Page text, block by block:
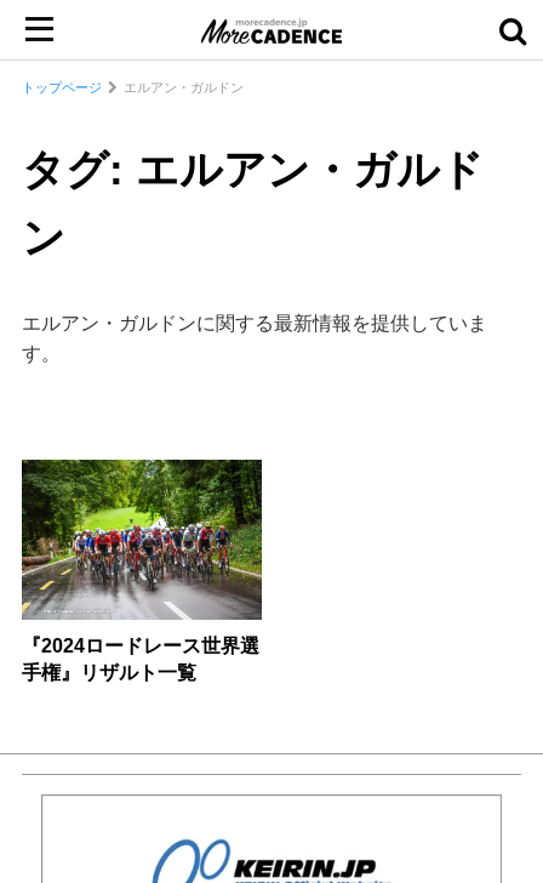
トップページ エルアン・ガルドン
タグ: エルアン・ガルド
ン
エルアン・ガルドンに関する最新情報を提供していま
す。
『2024ロードレース世界選
手権』リザルト一覧